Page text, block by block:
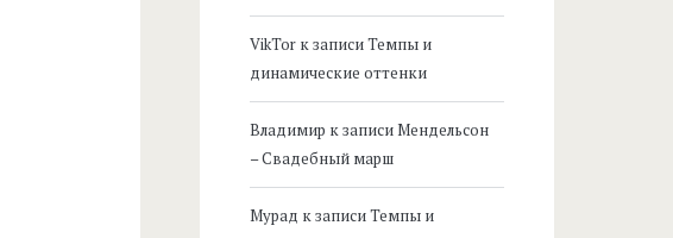
VikTor к записиТемпы и
динамические оттенки
Владимир к записиМендельсон
– Свадебный марш
Мурад к записиТемпы и